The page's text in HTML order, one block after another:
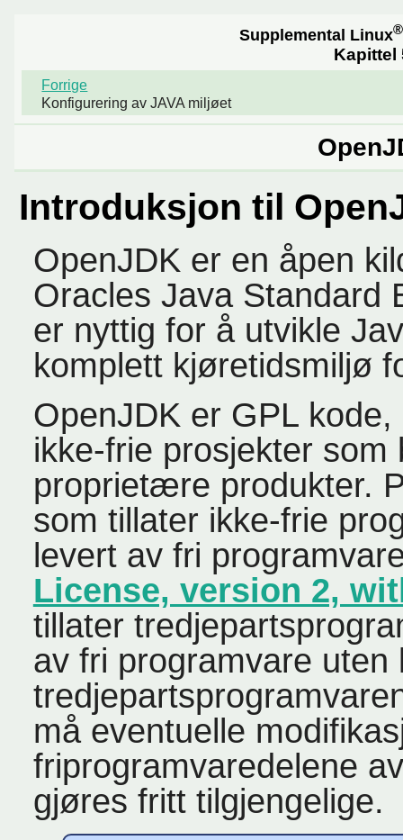
Supplemental Linux®
Kapittel
Forrige
Konfigurering av JAVA miljøet
Introduksjon til
OpenJDK er en åpen
Oracles Java Standard
er nyttig for å utvikle
komplett kjøretidsmiljø
OpenJDK er GPL
ikke-frie prosjekter
proprietære produkter.
som tillater ikke-frie
levert av fri
License, version 2,
tillater
av fri programvare uten
må eventuelle
friprogramvaredelene
gjøres fritt tilgjengelige.